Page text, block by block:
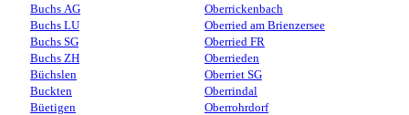
Buchs AG
Buchs LU
Buchs SG
Buchs ZH
Büchslen
Buckten
Büetigen
Oberrickenbach
Oberried am Brienzersee
Oberried FR
Oberrieden
Oberriet SG
Oberrindal
Oberrohrdorf